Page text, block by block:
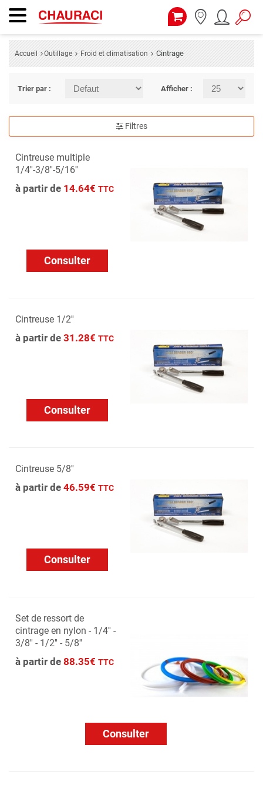
Accueil Outillage Froid et climatisation Cintrage
Trier par : Afficher :
Filtres
Cintreuse multiple
1/4''-3/8''-5/16''
à partir de 14.64€ TTC
Consulter
Cintreuse 1/2''
à partir de 31.28€ TTC
Consulter
Cintreuse 5/8''
à partir de 46.59€ TTC
Consulter
Set de ressort de
cintrage en nylon - 1/4'' -
3/8'' - 1/2'' - 5/8''
à partir de 88.35€ TTC
Consulter